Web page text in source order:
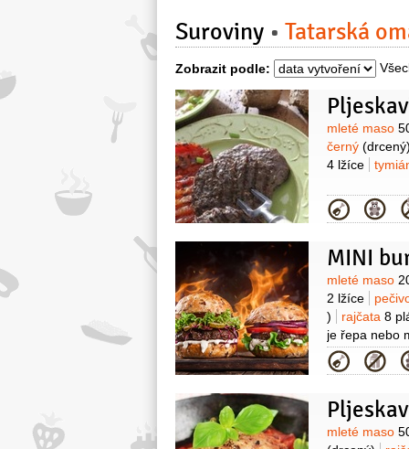
Suroviny Tatarská
Zobrazit podle:
mleté maso
černý (drcený)
4 lžíce
MINI
mleté maso
2 lžíce
)
rajčata 8
je řepa nebo
)
mleté maso